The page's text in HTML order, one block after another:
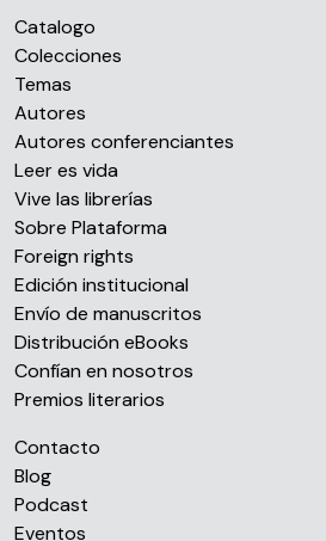
Catalogo
Colecciones
Temas
Autores
Autores conferenciantes
Leer es vida
Vive las librerías
Sobre Plataforma
Foreign rights
Edición institucional
Envío de manuscritos
Distribución eBooks
Confían en nosotros
Premios literarios
Contacto
Blog
Podcast
Eventos